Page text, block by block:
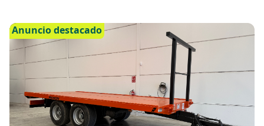
Anuncio destacado